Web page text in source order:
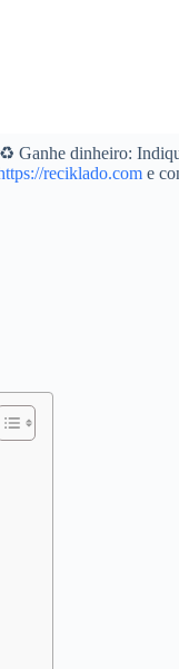
♻️ Ganhe dinheiro:
reciklado.come